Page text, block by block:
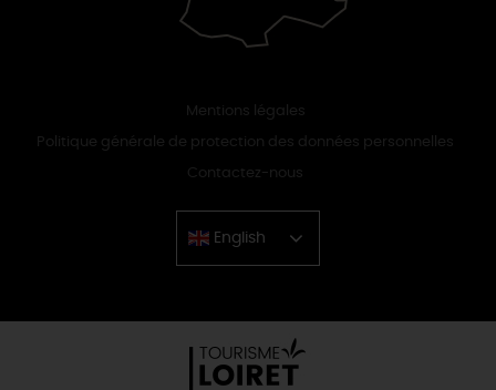
Mentions légales
Politique générale de protection des données personnelles
Contactez-nous
English
Chinese